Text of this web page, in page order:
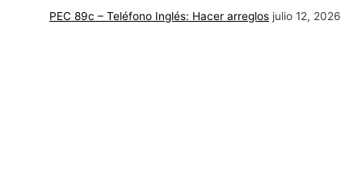
PEC 89c – Teléfono Inglés: Hacer arreglos julio 12, 2026